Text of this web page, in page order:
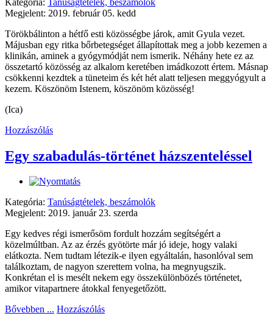
Megjelent: 2019. február 05. kedd
Törökbálinton a hétfő esti közösségbe járok, amit Gyula vezet.
Májusban egy ritka bőrbetegséget állapítottak meg a jobb kezemen a
klinikán, aminek a gyógymódját nem ismerik. Néhány hete ez az
összetartó közösség az alkalom keretében imádkozott értem. Másnap
csökkenni kezdtek a tüneteim és két hét alatt teljesen meggyógyult a
kezem. Köszönöm Istenem, köszönöm közösség!
(Ica)
Hozzászólás
Egy szabadulás-történet házszenteléssel
Kategória: Tanúságtételek, beszámolók
Megjelent: 2019. január 23. szerda
Egy kedves régi ismerősöm fordult hozzám segítségért a
közelmúltban. Az az érzés gyötörte már jó ideje, hogy valaki
elátkozta. Nem tudtam létezik-e ilyen egyáltalán, hasonlóval sem
találkoztam, de nagyon szerettem volna, ha megnyugszik.
Konkrétan el is mesélt nekem egy összekülönbözés történetet,
amikor vitapartnere átokkal fenyegetőzött.
Bővebben ... Hozzászólás